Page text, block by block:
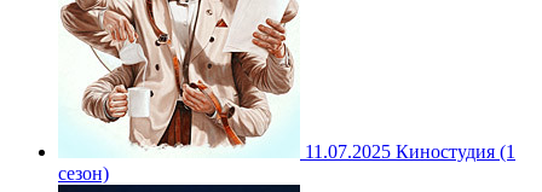
11.07.2025 Киностудия (1
сезон)